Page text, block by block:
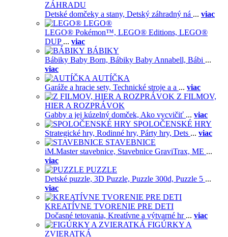
ZÁHRADU
Detské domčeky a stany, Detský záhradný ná ... viac
LEGO®
LEGO® Pokémon™, LEGO® Editions, LEGO®
DUP ... viac
BÁBIKY
Bábiky Baby Born, Bábiky Baby Annabell, Bábi ...
viac
AUTÍČKA
Garáže a hracie sety, Technické stroje a a ... viac
Z FILMOV,
HIER A ROZPRÁVOK
Gabby a jej kúzelný domček, Ako vycvičiť ... viac
SPOLOČENSKÉ HRY
Strategické hry, Rodinné hry, Párty hry, Dets ... viac
STAVEBNICE
iM.Master stavebnice, Stavebnice GraviTrax, ME ...
viac
PUZZLE
Detské puzzle, 3D Puzzle, Puzzle 300d, Puzzle 5 ...
viac
KREATÍVNE TVORENIE PRE DETI
Dočasné tetovania, Kreatívne a výtvarné hr ... viac
FIGÚRKY A
ZVIERATKÁ